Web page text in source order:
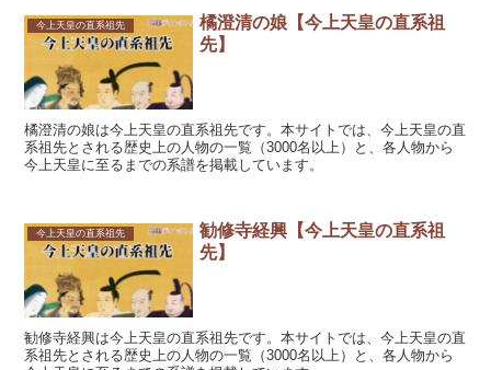
今上天皇の直系祖先
橘澄清の娘【今上天皇の直系祖
先】
橘澄清の娘は今上天皇の直系祖先です。本サイトでは、今上天皇の直
系祖先とされる歴史上の人物の一覧（3000名以上）と、各人物から
今上天皇に至るまでの系譜を掲載しています。
今上天皇の直系祖先
勧修寺経興【今上天皇の直系祖
先】
勧修寺経興は今上天皇の直系祖先です。本サイトでは、今上天皇の直
系祖先とされる歴史上の人物の一覧（3000名以上）と、各人物から